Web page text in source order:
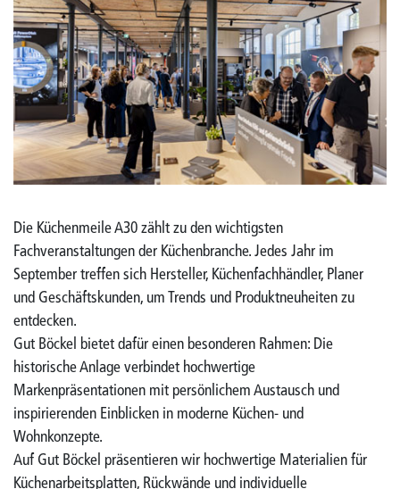
Die Küchenmeile A30 zählt zu den wichtigsten
Fachveranstaltungen der Küchenbranche. Jedes Jahr im
September treffen sich Hersteller, Küchenfachhändler, Planer
und Geschäftskunden, um Trends und Produktneuheiten zu
entdecken.
Gut Böckel bietet dafür einen besonderen Rahmen: Die
historische Anlage verbindet hochwertige
Markenpräsentationen mit persönlichem Austausch und
inspirierenden Einblicken in moderne Küchen- und
Wohnkonzepte.
Auf Gut Böckel präsentieren wir hochwertige Materialien für
Küchenarbeitsplatten, Rückwände und individuelle